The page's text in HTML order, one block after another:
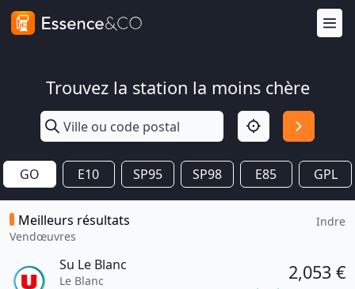
Trouvez la station la moins chère
GO E10 SP95 SP98 E85 GPL
Meilleurs résultats
Vendœuvres
Indre
Su Le Blanc
Le Blanc
2,053 €